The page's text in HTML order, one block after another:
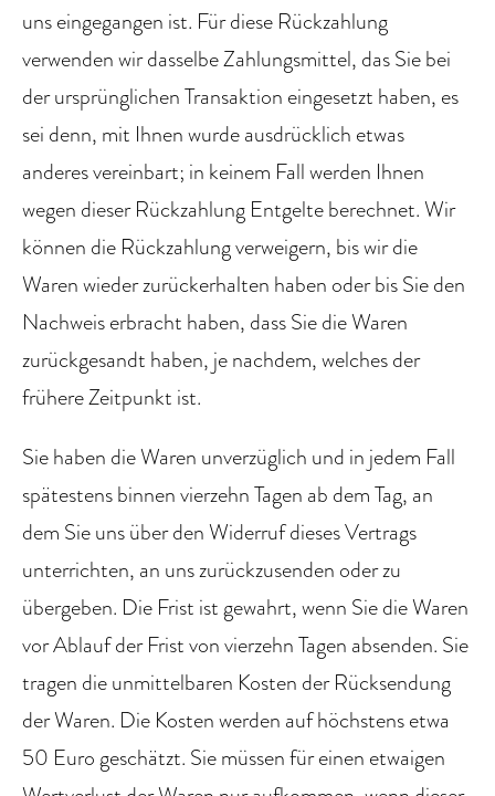
uns eingegangen ist. Für diese Rückzahlung
verwenden wir dasselbe Zahlungsmittel, das Sie bei
der ursprünglichen Transaktion eingesetzt haben, es
sei denn, mit Ihnen wurde ausdrücklich etwas
anderes vereinbart; in keinem Fall werden Ihnen
wegen dieser Rückzahlung Entgelte berechnet. Wir
können die Rückzahlung verweigern, bis wir die
Waren wieder zurückerhalten haben oder bis Sie den
Nachweis erbracht haben, dass Sie die Waren
zurückgesandt haben, je nachdem, welches der
frühere Zeitpunkt ist.
Sie haben die Waren unverzüglich und in jedem Fall
spätestens binnen vierzehn Tagen ab dem Tag, an
dem Sie uns über den Widerruf dieses Vertrags
unterrichten, an uns zurückzusenden oder zu
übergeben. Die Frist ist gewahrt, wenn Sie die Waren
vor Ablauf der Frist von vierzehn Tagen absenden. Sie
tragen die unmittelbaren Kosten der Rücksendung
der Waren. Die Kosten werden auf höchstens etwa
50 Euro geschätzt. Sie müssen für einen etwaigen